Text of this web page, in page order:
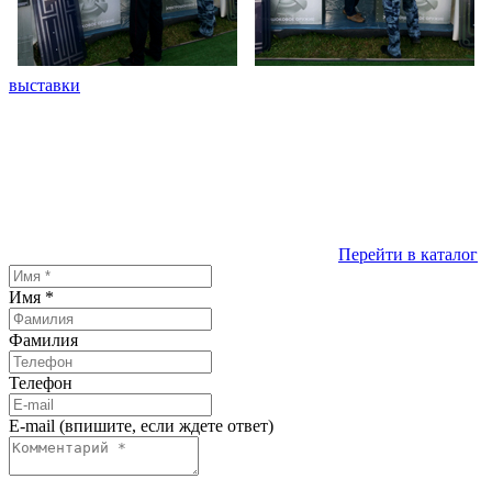
выставки
Перейти в каталог
Имя *
Фамилия
Телефон
E-mail (впишите, если ждете ответ)